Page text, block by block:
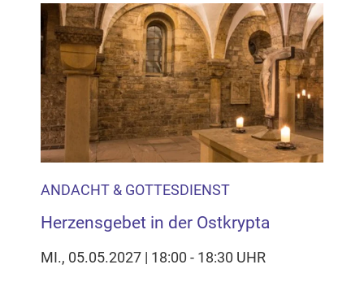
ANDACHT & GOTTESDIENST
Herzensgebet in der Ostkrypta
MI., 05.05.2027 | 18:00 - 18:30 UHR